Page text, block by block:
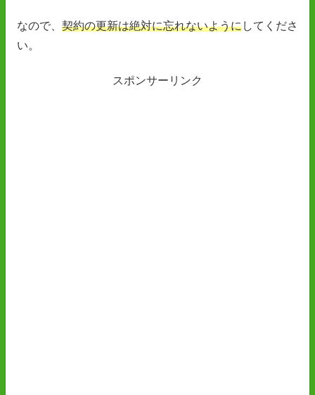
なので、 契約の更新は絶対に忘れないようにしてくださ
い。
スポンサーリンク